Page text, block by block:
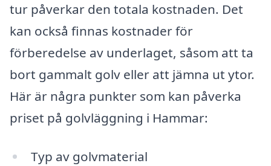
tur påverkar den totala kostnaden. Det
kan också finnas kostnader för
förberedelse av underlaget, såsom att ta
bort gammalt golv eller att jämna ut ytor.
Här är några punkter som kan påverka
priset på golvläggning i Hammar:
Typ av golvmaterial